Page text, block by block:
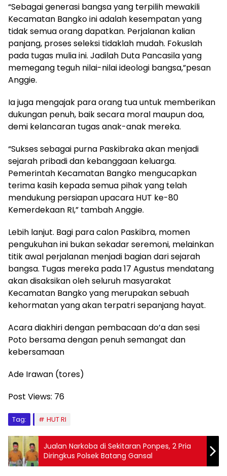
“Sebagai generasi bangsa yang terpilih mewakili
Kecamatan Bangko ini adalah kesempatan yang
tidak semua orang dapatkan. Perjalanan kalian
panjang, proses seleksi tidaklah mudah. Fokuslah
pada tugas mulia ini. Jadilah Duta Pancasila yang
memegang teguh nilai-nilai ideologi bangsa,”pesan
Anggie.
Ia juga mengajak para orang tua untuk memberikan
dukungan penuh, baik secara moral maupun doa,
demi kelancaran tugas anak-anak mereka.
“Sukses sebagai purna Paskibraka akan menjadi
sejarah pribadi dan kebanggaan keluarga.
Pemerintah Kecamatan Bangko mengucapkan
terima kasih kepada semua pihak yang telah
mendukung persiapan upacara HUT ke-80
Kemerdekaan RI,” tambah Anggie.
Lebih lanjut. Bagi para calon Paskibra, momen
pengukuhan ini bukan sekadar seremoni, melainkan
titik awal perjalanan menjadi bagian dari sejarah
bangsa. Tugas mereka pada 17 Agustus mendatang
akan disaksikan oleh seluruh masyarakat
Kecamatan Bangko yang merupakan sebuah
kehormatan yang akan terpatri sepanjang hayat.
Acara diakhiri dengan pembacaan do’a dan sesi
Poto bersama dengan penuh semangat dan
kebersamaan
Ade Irawan (tores)
Post Views: 76
Tag: HUT RI
Jualan Narkoba di Sekitaran Ponpes, 2 Pria
Diringkus Polsek Batang Gansal